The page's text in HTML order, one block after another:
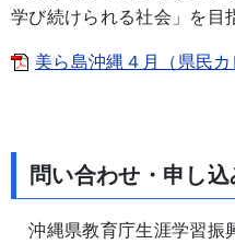
学び続けられる社会」を目
美ら島沖縄４月（県民
問い合わせ・申し込
沖縄県教育庁生涯学習振